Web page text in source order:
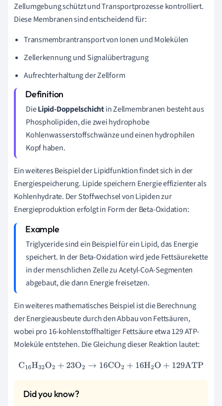
Zellumgebung schützt und Transportprozesse kontrolliert.
Diese Membranen sind entscheidend für:
Transmembrantransport von Ionen und Molekülen
Zellerkennung und Signalübertragung
Aufrechterhaltung der Zellform
DieLipid-Doppelschichtin Zellmembranen besteht aus
Phospholipiden, die zwei hydrophobe
Kohlenwasserstoffschwänze und einen hydrophilen
Kopf haben.
Ein weiteres Beispiel der Lipidfunktion findet sich in der
Energiespeicherung. Lipide speichern Energie effizienter als
Kohlenhydrate. Der Stoffwechsel von Lipiden zur
Energieproduktion erfolgt in Form der Beta-Oxidation:
Triglyceride sind ein Beispiel für ein Lipid, das Energie
speichert. In der Beta-Oxidation wird jede Fettsäurekette
in der menschlichen Zelle zu Acetyl-CoA-Segmenten
abgebaut, die dann Energie freisetzen.
Ein weiteres mathematisches Beispiel ist die Berechnung
der Energieausbeute durch den Abbau von Fettsäuren,
wobei pro 16-kohlenstoffhaltiger Fettsäure etwa 129 ATP-
Moleküle entstehen. Die Gleichung dieser Reaktion lautet:
C16 H32O2+23O2 →16CO2 +16H2O+129ATP